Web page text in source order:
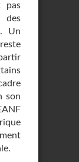
pas
des
Un
son